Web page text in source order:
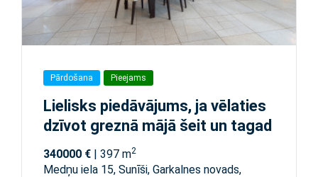
Pārdošana Pieejams
Lielisks piedāvājums, ja vēlaties
dzīvot greznā mājā šeit un tagad
340000 € | 397 m2
Medņu iela 15, Sunīši, Garkalnes novads,